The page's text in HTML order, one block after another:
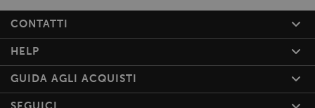
CONTATTI
HELP
GUIDA AGLI ACQUISTI